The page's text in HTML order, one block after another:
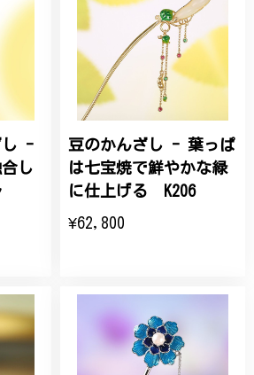
し -
し
豆のかんざし - 葉っぱ
は七宝焼で鮮やかな緑
に仕上げる K206
¥62,800